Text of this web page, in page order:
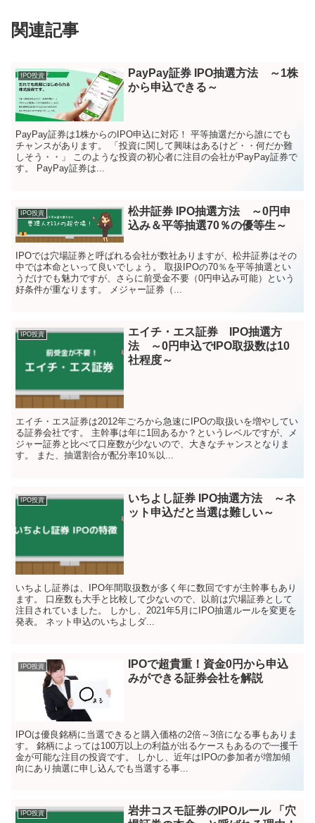
関連記事
IPO投資
PayPay証券 IPO抽選方法 ～1株
から申込できる～
PayPay証券は1株からのIPO申込に対応！ 平等抽選だから誰にでも
チャンスがあります。 「投資に関して興味はあるけど・・何だか難
しそう・・」 このような投資の初心者に注目の会社がPayPay証券で
す。 PayPay証券は...
IPO投資
松井証券 IPO抽選方法 ～0円申
込み＆平等抽選70％の優等生～
IPOでは穴場証券と呼ばれる会社が数社ありますが、松井証券はその
中では本命といって良いでしょう。 取扱IPOの70％を平等抽選とい
うだけでも魅力ですが、さらに前受金不要（0円申込み可能）という
好条件が重なります。 メジャー証券（...
IPO投資
エイチ・エス証券 IPO抽選方
法 ～0円申込でIPO取扱数は10
社程度～
エイチ・エス証券は2012年ごろから急速にIPOの取扱いを増やしてい
る証券会社です。 主幹事は年に1回あるか？というレベルですが、メ
ジャー証券と比べて口座数が少ないので、大きなチャンスとなりま
す。 また、抽選割合が配分率10％以...
IPO投資
いちよし証券 IPO抽選方法 ～ネ
ット申込だと当選は難しい～
いちよし証券は、IPO年間取扱数が多く年に数回ですが主幹事もあり
ます。 口座数も大手と比較して少ないので、以前は穴場証券として
注目されていました。 しかし、2021年5月にIPO抽選ルールを変更を
発表。 ネット申込のいちよしダ...
IPO投資
IPOで超貴重！資金0円から申込
みができる証券会社を解説
IPOは優良銘柄に当選できると購入価格の2倍～3倍になる事もありま
す。 銘柄によっては100万以上の利益が出るケースもあるので一攫千
金が可能な注目の投資です。 しかし、近年はIPOの参加者が増加傾
向にあり抽選に申し込んでも当選する事...
IPO投資
岩井コスモ証券のIPOルール 「穴